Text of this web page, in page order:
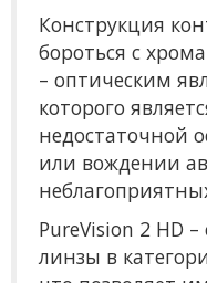
Конструкция
бороться с
– оптическим
которого
недостаточной
или вождении
PureVision 2 HD
линзы в